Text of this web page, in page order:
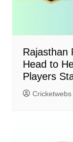
Rajasthan
Head to
Players
Cricketwebs